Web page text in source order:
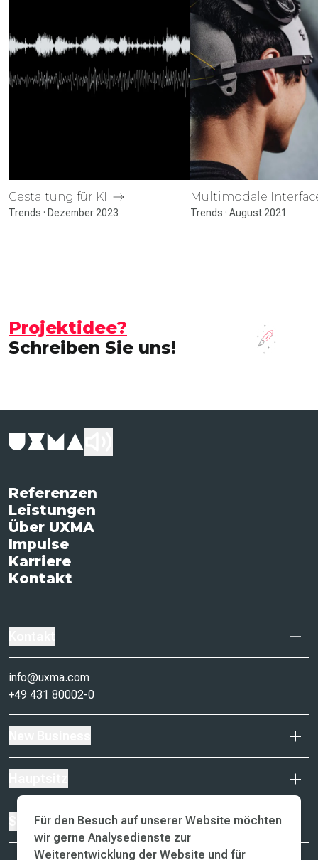
Gestaltung für KI
Trends · Dezember 2023
Multimodale
Trends · August 2021
Projektidee?
Schreiben Sie uns!
Referenzen
Leistungen
Über UXMA
Impulse
Karriere
Kontakt
info@uxma.com
+49 431 80002-0
Standorte
Für den Besuch auf unserer Website möchten
wir gerne Analysedienste zur
Weiterentwicklung der Website und für